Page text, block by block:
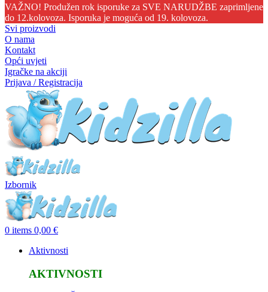
VAŽNO! Produžen rok isporuke za SVE NARUDŽBE zaprimljene
do 12.kolovoza. Isporuka je moguća od 19. kolovoza.
Svi proizvodi
O nama
Kontakt
Opći uvjeti
Igračke na akciji
Prijava / Registracija
Izbornik
0 items 0,00 €
Aktivnosti
AKTIVNOSTI